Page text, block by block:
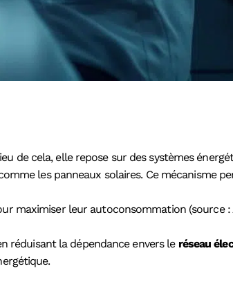
de cela, elle repose sur des systèmes
les panneaux solaires. Ce mécanisme
maximiser leur autoconsommation (source
réduisant la dépendance envers le réseau